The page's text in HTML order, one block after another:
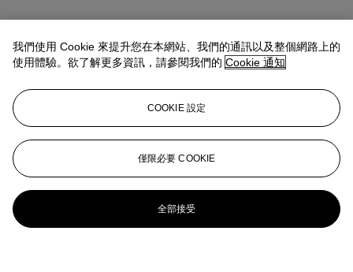
我們使用 Cookie 來提升您在本網站、我們的通訊以及整個網路上的
使用體驗。欲了解更多資訊，請參閱我們的 Cookie 通知
COOKIE 設定
僅限必要 COOKIE
全部接受